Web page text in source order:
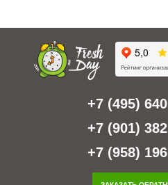
+7 (495)
+7 (901)
+7 (958)